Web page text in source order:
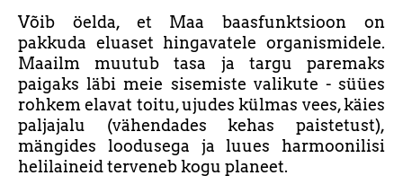
Võib öelda, et Maa baasfunktsioon on
pakkuda eluaset hingavatele organismidele.
Maailm muutub tasa ja targu paremaks
paigaks läbi meie sisemiste valikute - süües
rohkem elavat toitu, ujudes külmas vees, käies
paljajalu (vähendades kehas paistetust),
mängides loodusega ja luues harmoonilisi
helilaineid terveneb kogu planeet.